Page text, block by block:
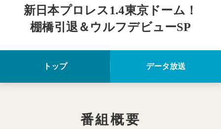
新日本プロレス1.4東京ドーム！
棚橋引退＆ウルフデビューSP
トップ データ放送
番組概要